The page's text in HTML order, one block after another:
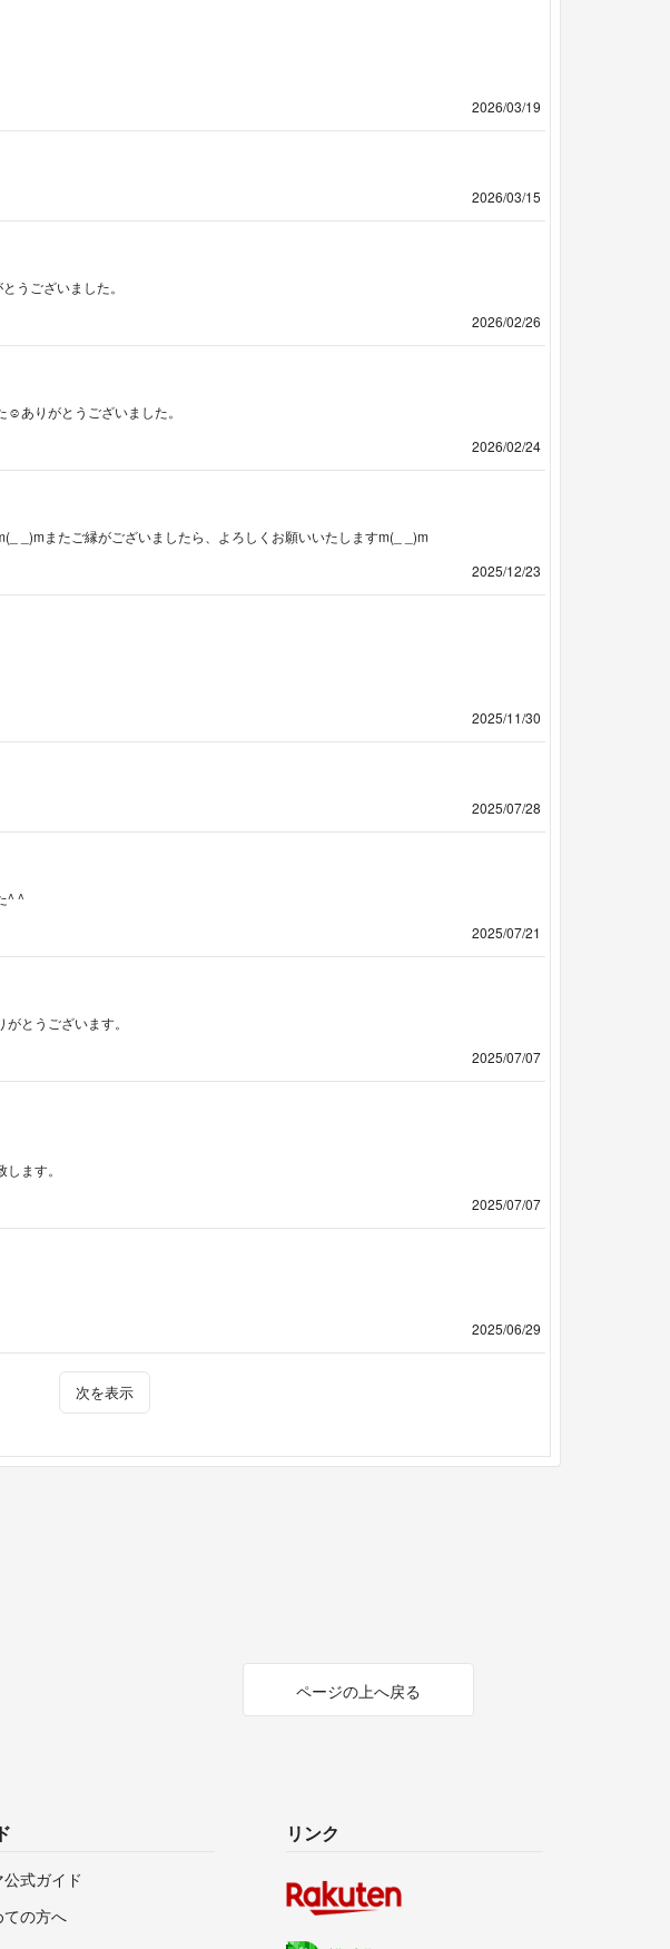
2026/03/19
2026/03/15
うございました。
2026/02/26
ありがとうございました。
2026/02/24
_)mまたご縁がございましたら、よろしくお願いいたしますm(_ _)m
2025/12/23
2025/11/30
2025/07/28
^ ^
2025/07/21
とうございます。
2025/07/07
ます。
2025/07/07
2025/06/29
次を表示
ページの上へ戻る
式ガイド
ての方へ
リンク